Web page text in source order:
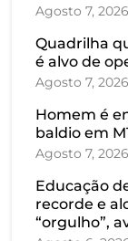
Agosto 7, 2026
Quadrilha
é alvo de
Agosto 7, 2026
Homem é
baldio em
Agosto 7, 2026
Educação
recorde e
“orgulho”,